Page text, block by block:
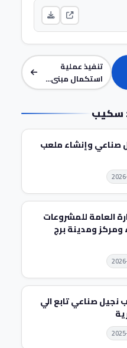
تنفيذ عملية
استكمال مبنى...
سكيب
صناعي وإنشاء ملعب
العامة للمشروعات
ومركز ومدينة برج
نجيل صناعي تابع الي